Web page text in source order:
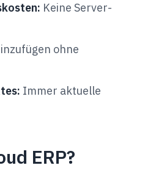
Keine Server-
ohne
Immer aktuelle
ERP?